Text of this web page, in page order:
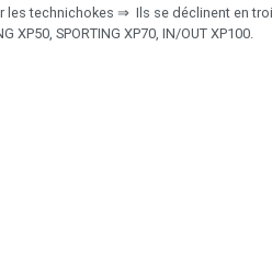
les technichokes ⇒ Ils se déclinent en
XP50, SPORTING XP70, IN/OUT XP100.